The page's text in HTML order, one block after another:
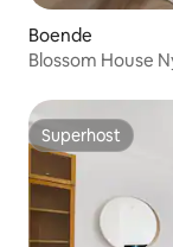
Boende
Blossom House
Superhost
Superhost